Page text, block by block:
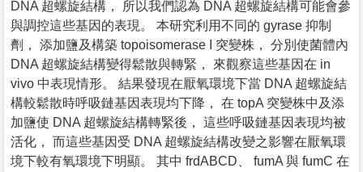
DNA 超螺旋結構， 所以我們認為 DNA 超螺旋結構可能會參
與調控這些基因的表現。 本研究利用不同的 gyrase 抑制
劑， 添加鹽及構築 topoisomerase I 突變株， 分別使菌體內
DNA 超螺旋結構變得鬆散與轉緊， 來觀察這些基因在 in
vivo 中表現情形。 結果發現在厭氧環境下當 DNA 超螺旋結
構較鬆散時呼吸鏈基因表現均下降， 在 topA 突變株中及添
加鹽使 DNA 超螺旋結構轉緊後， 這些呼吸鏈基因表現均被
活化， 而這些基因受 DNA 超螺旋結構改變之影響在厭氧環
境下較有氧環境下明顯。 其中 frdABCD、 fumA 與 fumC 在